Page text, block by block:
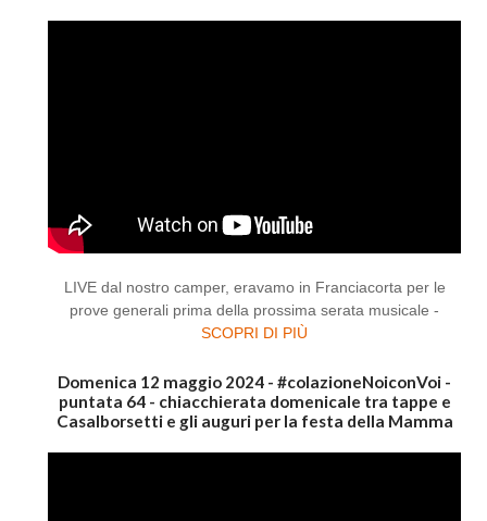
LIVE dal nostro camper, eravamo in Franciacorta per le
prove generali prima della prossima serata musicale -
SCOPRI DI PIÙ
Domenica 12 maggio 2024 - #colazioneNoiconVoi -
puntata 64 - chiacchierata domenicale tra tappe e
Casalborsetti e gli auguri per la festa della Mamma